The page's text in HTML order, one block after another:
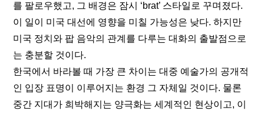
를 팔로우했고, 그 배경은 잠시 ‘brat’ 스타일로 꾸며졌다.
이 일이 미국 대선에 영향을 미칠 가능성은 낮다. 하지만
미국 정치와 팝 음악의 관계를 다루는 대화의 출발점으로
는 충분할 것이다.
한국에서 바라볼 때 가장 큰 차이는 대중 예술가의 공개적
인 입장 표명이 이루어지는 환경 그 자체일 것이다. 물론
중간 지대가 희박해지는 양극화는 세계적인 현상이고, 이